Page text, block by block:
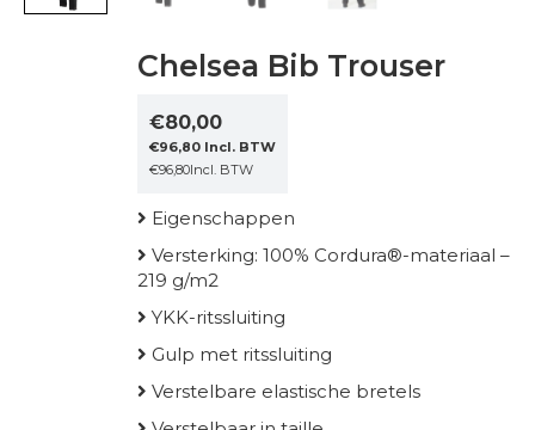
Chelsea Bib Trouser
€80,00
€96,80 Incl. BTW
€96,80Incl. BTW
Eigenschappen
Versterking: 100% Cordura®-materiaal –
219 g/m2
YKK-ritssluiting
Gulp met ritssluiting
Verstelbare elastische bretels